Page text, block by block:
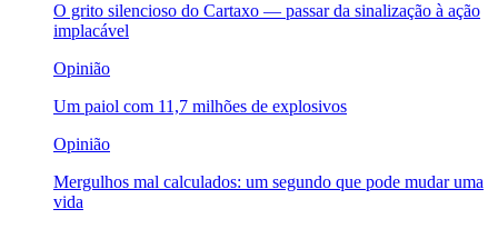
O grito silencioso do Cartaxo — passar da sinalização à ação
implacável
Opinião
Um paiol com 11,7 milhões de explosivos
Opinião
Mergulhos mal calculados: um segundo que pode mudar uma
vida